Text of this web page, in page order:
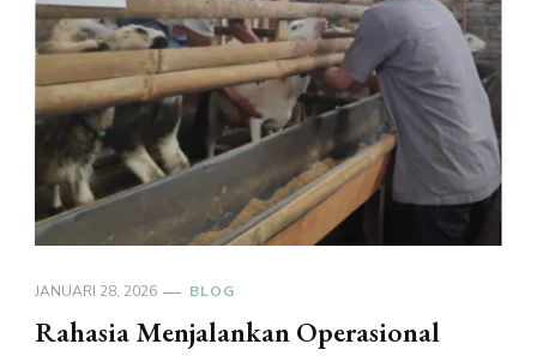
JANUARI 28, 2026 BLOG
Rahasia Menjalankan Operasional